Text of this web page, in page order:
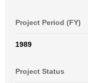
Project Period (FY)
1989
Project Status